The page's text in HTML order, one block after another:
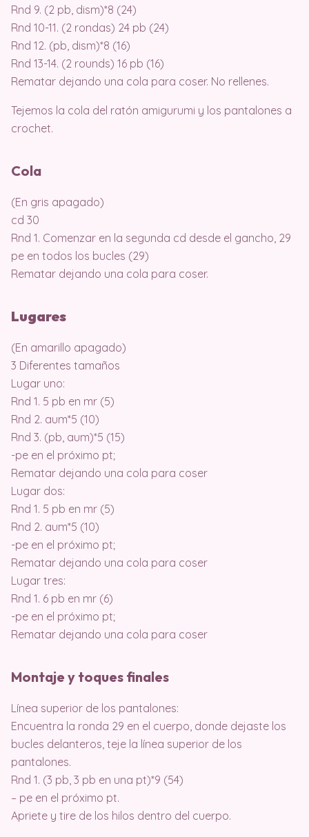
Rnd 9. (2 pb, dism)*8 (24)
Rnd 10-11. (2 rondas) 24 pb (24)
Rnd 12. (pb, dism)*8 (16)
Rnd 13-14. (2 rounds) 16 pb (16)
Rematar dejando una cola para coser. No rellenes.
Tejemos la cola del ratón amigurumi y los pantalones a
crochet.
Cola
(En gris apagado)
cd 30
Rnd 1. Comenzar en la segunda cd desde el gancho, 29
pe en todos los bucles (29)
Rematar dejando una cola para coser.
Lugares
(En amarillo apagado)
3 Diferentes tamaños
Lugar uno:
Rnd 1. 5 pb en mr (5)
Rnd 2. aum*5 (10)
Rnd 3. (pb, aum)*5 (15)
-pe en el próximo pt;
Rematar dejando una cola para coser
Lugar dos:
Rnd 1. 5 pb en mr (5)
Rnd 2. aum*5 (10)
-pe en el próximo pt;
Rematar dejando una cola para coser
Lugar tres:
Rnd 1. 6 pb en mr (6)
-pe en el próximo pt;
Rematar dejando una cola para coser
Montaje y toques finales
Línea superior de los pantalones:
Encuentra la ronda 29 en el cuerpo, donde dejaste los
bucles delanteros, teje la línea superior de los
pantalones.
Rnd 1. (3 pb, 3 pb en una pt)*9 (54)
– pe en el próximo pt.
Apriete y tire de los hilos dentro del cuerpo.